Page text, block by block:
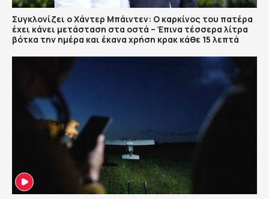
Συγκλονίζει ο Χάντερ Μπάιντεν: Ο καρκίνος του πατέρα
έχει κάνει μετάσταση στα οστά – Έπινα τέσσερα λίτρα
βότκα την ημέρα και έκανα χρήση κρακ κάθε 15 λεπτά